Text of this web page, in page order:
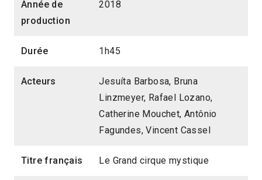
Année de
production
2018
Durée 1h45
Acteurs
Jesuíta Barbosa, Bruna
Linzmeyer, Rafael Lozano,
Catherine Mouchet, Antônio
Fagundes, Vincent Cassel
Titre français Le Grand cirque mystique